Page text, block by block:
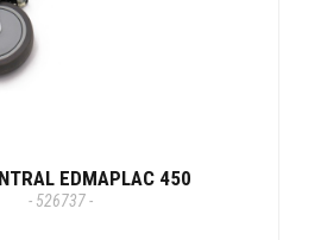
EDMAPLAC 450
- 526737 -